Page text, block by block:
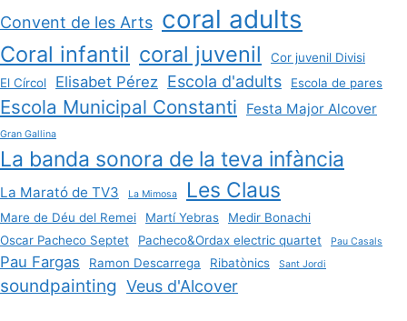
Convent de les Arts coral adults
Coral infantil coral juvenil
Cor juvenil Divisi
El Círcol
Elisabet Pérez Escola d'adults Escola de pares
Escola Municipal Constanti Festa Major Alcover
Gran Gallina
La banda sonora de la teva infància
La Marató de TV3 La Mimosa Les Claus
Mare de Déu del Remei Martí Yebras
Medir Bonachi
Oscar Pacheco Septet
Pacheco&Ordax electric quartet Pau Casals
Pau Fargas Ramon Descarrega Ribatònics Sant Jordi
soundpainting Veus d'Alcover